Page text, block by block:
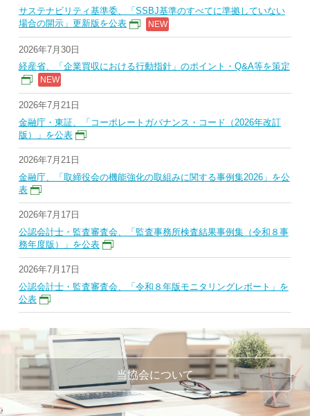
サステナビリティ基準委、「SSBJ基準のすべてに準拠していない
場合の開示」更新版を公表
2026年7月30日
経産省、「企業買収における行動指針」のポイント・Q&A等を策定
2026年7月21日
金融庁・東証、「コーポレートガバナンス・コード（2026年改訂
版）」を公表
2026年7月21日
金融庁、「取締役会の機能強化の取組みに関する事例集2026」を公
表
2026年7月17日
公認会計士・監査審査会、「監査事務所検査結果事例集（令和８事
務年度版）」を公表
2026年7月17日
公認会計士・監査審査会、「令和８年版モニタリングレポート」を
公表
当協会について